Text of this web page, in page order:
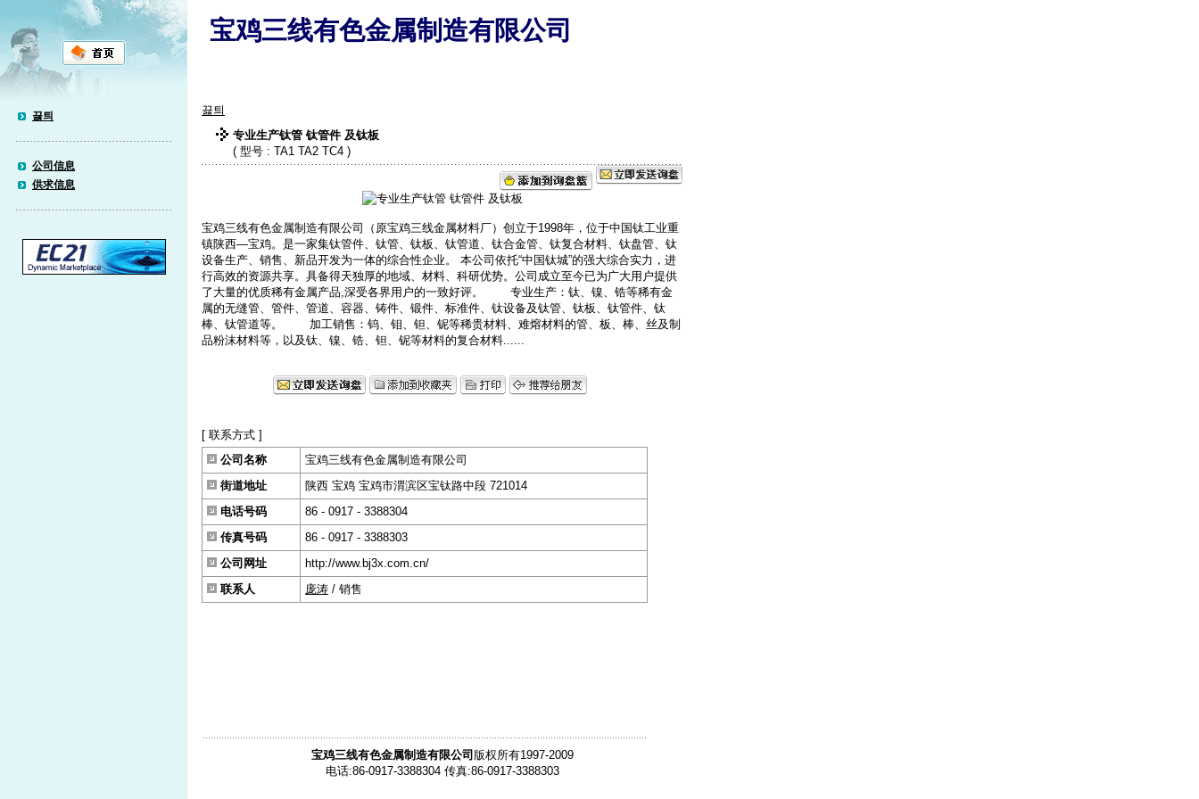
끓틔
公司信息
供求信息
宝鸡三线有色金属制造有限公司
끓틔
专业生产钛管 钛管件 及钛板
( 型号 : TA1 TA2 TC4 )
宝鸡三线有色金属制造有限公司（原宝鸡三线金属材料厂）创立于1998年，位于中国钛工业重
镇陕西―宝鸡。是一家集钛管件、钛管、钛板、钛管道、钛合金管、钛复合材料、钛盘管、钛
设备生产、销售、新品开发为一体的综合性企业。 本公司依托“中国钛城”的强大综合实力，进
行高效的资源共享。具备得天独厚的地域、材料、科研优势。公司成立至今已为广大用户提供
了大量的优质稀有金属产品,深受各界用户的一致好评。 专业生产：钛、镍、锆等稀有金
属的无缝管、管件、管道、容器、铸件、锻件、标准件、钛设备及钛管、钛板、钛管件、钛
棒、钛管道等。 加工销售：钨、钼、钽、铌等稀贵材料、难熔材料的管、板、棒、丝及制
品粉沫材料等，以及钛、镍、锆、钽、铌等材料的复合材料......
[ 联系方式 ]
公司名称
宝鸡三线有色金属制造有限公司
街道地址
陕西 宝鸡 宝鸡市渭滨区宝钛路中段 721014
电话号码
86 - 0917 - 3388304
传真号码
86 - 0917 - 3388303
公司网址
http://www.bj3x.com.cn/
联系人
庞涛 / 销售
宝鸡三线有色金属制造有限公司 版权所有1997-2009
电话:86-0917-3388304 传真:86-0917-3388303